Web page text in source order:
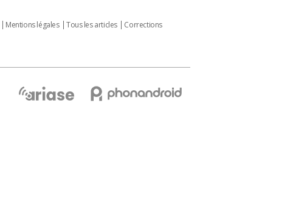
Mentions légales Tous les articles
Corrections